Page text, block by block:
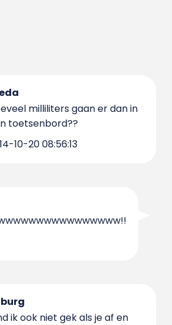
milliliters gaan er dan in
toetsenbord??
10-20 08:56:13
ik ook niet gek als je af en